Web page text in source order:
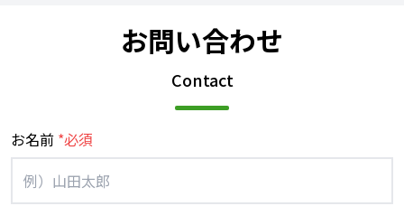
お問い合わせ
Contact
お名前 *必須